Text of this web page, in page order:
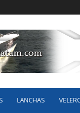
LANCHAS